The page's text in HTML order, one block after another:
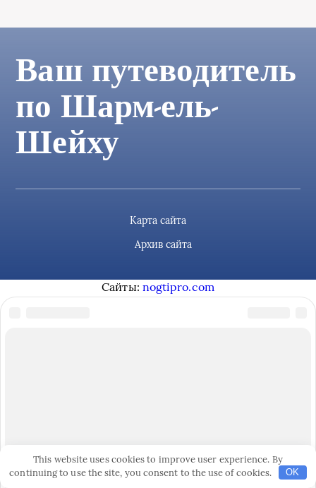
Ваш путеводитель
по Шарм-ель-
Шейху
Карта сайта
Архив сайта
Сайты: nogtipro.com
This website uses cookies to improve user experience. By
continuing to use the site, you consent to the use of cookies.
OK